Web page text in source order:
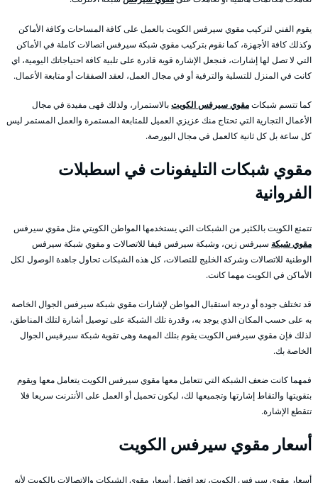
يقوم الفني لتركيب مقوي سيرفس الكويت بالعمل على كافة المساحات وكافة الأماكن
وكذلك كافة الأجهزة، كما نقوم بتركيب مقوي شبكة سيرفس اتصالات كاملة في الأماكن
التي لا تصل لها إشارات، فنجعل الإشارة قوية قادرة على تلبية كافة احتياجاتك اليومية، اي
كانت في المنزل للتسلية والترفية أو في مجال العمل، لعقد الصفقات أو متابعة الأعمال.
كما تتسم شبكاتمقوي سيرفس الكويتبالاستمرار، ولذلك فهى مفيدة في مجال
الأعمال التجارية التي تحتاج منك عزيزي العميل للمتابعة المستمرة والعمل المستمر ليس
كل ساعة بل كل ثانية كالعمل في مجال البورصة.
مقوي شبكات التليفونات في اسطبلات
الفروانية
تتمتع الكويت بالكثير من الشبكات التي يستخدمها المواطن الكويتي مثل مقوي سيرفس
مقوي شبكة سيرفس زين، وشبكة سيرفس فيفا للاتصالات و مقوي شبكة سيرفس
الوطنية للاتصالات وشركة الخليج للتصالات، كل هذه الشبكات تحاول جاهدة الوصول لكل
الأماكن في الكويت مهما كانت.
قد تختلف جودة أو درجة استقبال المواطن لإشارات مقوي شبكة سيرفس الجوال الخاصة
به على حسب المكان الذي يوجد به، وقدرة تلك الشبكة على توصيل أشارة لتلك المناطق،
لذلك فإن مقوي سيرفس الكويت يقوم بتلك المهمة وهى تقوية شبكة سيرفيس الجوال
الخاصة بك.
فمهما كانت ضعف الشبكة التي تتعامل معها مقوي سيرفس الكويت يتعامل معها ويقوم
بتقويتها والتقاط إشارتها وتجميعها لك، ليكون تحميل أو العمل على الأنترنت سريعا فلا
تتقطع الإشارة.
أسعار مقوي سيرفس الكويت
أسعار مقوي سيرفس الكويت، تعد افضل أسعار مقوي الشبكات والإتصالات بالكويت لأنه